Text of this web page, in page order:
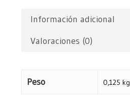
Información adicional
Valoraciones (0)
Peso 0,125 kg